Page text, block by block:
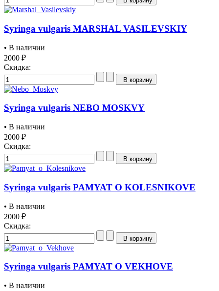
Syringa vulgaris MARSHAL VASILEVSKIY
• В наличии
2000 ₽
Скидка:
В корзину
Syringa vulgaris NEBO MOSKVY
• В наличии
2000 ₽
Скидка:
В корзину
Syringa vulgaris PAMYAT O KOLESNIKOVE
• В наличии
2000 ₽
Скидка:
В корзину
Syringa vulgaris PAMYAT O VEKHOVE
• В наличии